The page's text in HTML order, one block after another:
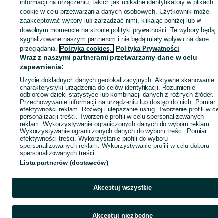
sprzedającym
Zaloguj się / Załóż konto
informacji na urządzeniu, takich jak unikalne identyfikatory w plikach
cookie w celu przetwarzania danych osobowych. Użytkownik może
zaakceptować wybory lub zarządzać nimi, klikając poniżej lub w
dowolnym momencie na stronie polityki prywatności. Te wybory będą
sygnalizowane naszym partnerom i nie będą miały wpływu na dane
przeglądania. Polityka cookies, Polityka Prywatności
Wraz z naszymi partnerami przetwarzamy dane w celu
zapewnienia:
Użycie dokładnych danych geolokalizacyjnych. Aktywne skanowanie
charakterystyki urządzenia do celów identyfikacji. Rozumienie
odbiorców dzięki statystyce lub kombinacji danych z różnych źródeł.
Przechowywanie informacji na urządzeniu lub dostęp do nich. Pomiar
efektywności reklam. Rozwój i ulepszanie usług. Tworzenie profili w
personalizacji treści. Tworzenie profili w celu spersonalizowanych
reklam. Wykorzystywanie ograniczonych danych do wyboru reklam.
Wykorzystywanie ograniczonych danych do wyboru treści. Pomiar
efektywności treści. Wykorzystanie profili do wyboru
spersonalizowanych reklam. Wykorzystywanie profili w celu doboru
spersonalizowanych treści.
Lista partnerów (dostawców)
Akceptuj wszystkie
Akceptuj niezbędne